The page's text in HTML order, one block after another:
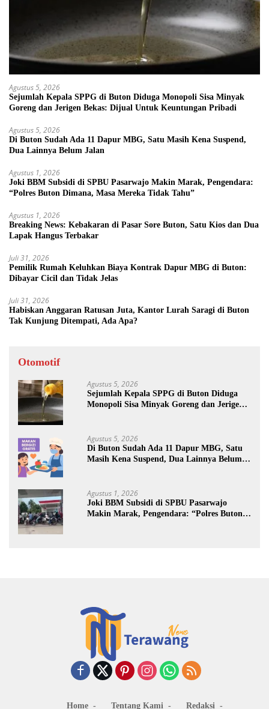
Agustus 5, 2026
Sejumlah Kepala SPPG di Buton Diduga Monopoli Sisa Minyak
Goreng dan Jerigen Bekas: Dijual Untuk Keuntungan Pribadi
Agustus 5, 2026
Di Buton Sudah Ada 11 Dapur MBG, Satu Masih Kena Suspend,
Dua Lainnya Belum Jalan
Agustus 1, 2026
Joki BBM Subsidi di SPBU Pasarwajo Makin Marak, Pengendara:
“Polres Buton Dimana, Masa Mereka Tidak Tahu”
Agustus 1, 2026
Breaking News: Kebakaran di Pasar Sore Buton, Satu Kios dan Dua
Lapak Hangus Terbakar
Juli 31, 2026
Pemilik Rumah Keluhkan Biaya Kontrak Dapur MBG di Buton:
Dibayar Cicil dan Tidak Jelas
Juli 31, 2026
Habiskan Anggaran Ratusan Juta, Kantor Lurah Saragi di Buton
Tak Kunjung Ditempati, Ada Apa?
Otomotif
Agustus 5, 2026
Sejumlah Kepala SPPG di Buton Diduga
Monopoli Sisa Minyak Goreng dan Jerigen
Agustus 5, 2026
Di Buton Sudah Ada 11 Dapur MBG, Satu
Masih Kena Suspend, Dua Lainnya Belum
Agustus 1, 2026
Joki BBM Subsidi di SPBU Pasarwajo
Makin Marak, Pengendara: “Polres Buton
Home Tentang Kami Redaksi